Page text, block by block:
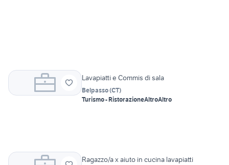
Lavapiatti e Commis di sala
Belpasso(CT)
Turismo - RistorazioneAltroAltro
Ragazzo/a x aiuto in cucina lavapiatti